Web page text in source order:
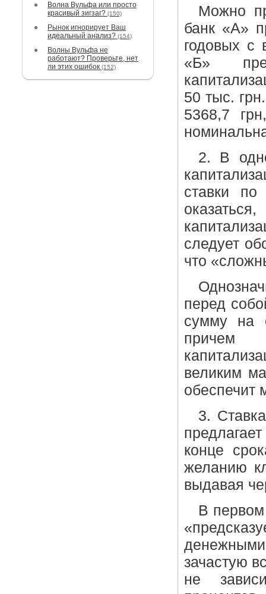
Волна Вульфа или просто
красивый зигзаг? (150)
Рынок игнорирует Ваш
идеальный анализ? (154)
Волны Вульфа не
работают? Проверьте, нет
ли этих ошибок (152)
Можно
банк «А»
годовых с
«Б»
50 тыс.
5368,7
2. В
ставки
следует
что
перед
сумму на
причем
великим
обеспечит
3.
конце
желанию
выдавая
В первом
зачастую
не